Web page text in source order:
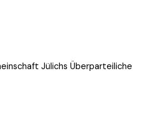
Jülichs Überparteiliche